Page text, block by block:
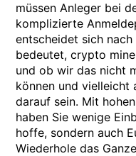
müssen Anleger bei
komplizierte
entscheidet sich
bedeutet, crypto
und ob wir das nicht
können und vielleicht
darauf sein. Mit
haben Sie wenige
hoffe, sondern auch
Wiederhole das